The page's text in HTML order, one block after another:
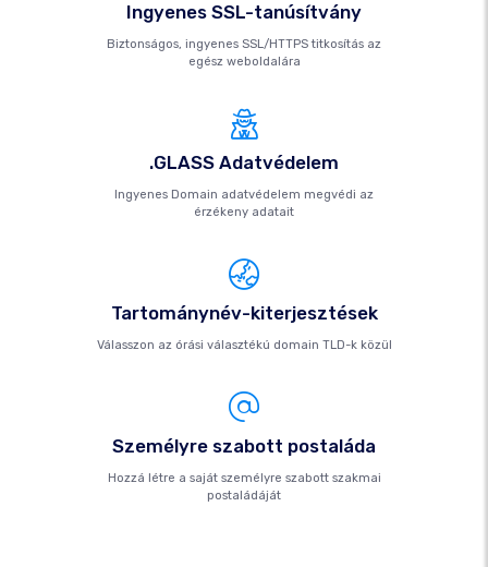
Ingyenes SSL-tanúsítvány
Biztonságos, ingyenes SSL/HTTPS titkosítás az
egész weboldalára
.GLASS Adatvédelem
Ingyenes Domain adatvédelem megvédi az
érzékeny adatait
Tartománynév-kiterjesztések
Válasszon az órási választékú domain TLD-k közül
Személyre szabott postaláda
Hozzá létre a saját személyre szabott szakmai
postaládáját